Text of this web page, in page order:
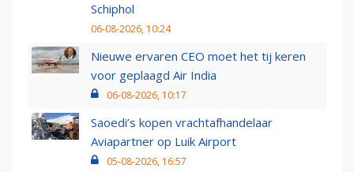
Schiphol
06-08-2026, 10:24
Nieuwe ervaren CEO moet het tij keren
voor geplaagd Air India
06-08-2026, 10:17
Saoedi’s kopen vrachtafhandelaar
Aviapartner op Luik Airport
05-08-2026, 16:57